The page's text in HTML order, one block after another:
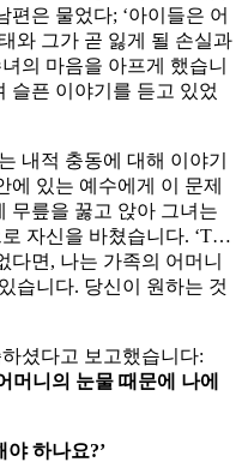
은 물었다; ‘아이들은 어
와 그가 곧 잃게 될 손실과
의 마음을 아프게 했습니
슬픈 이야기를 듣고 있었
내적 충동에 대해 이야기
에 있는 예수에게 이 문제
무릎을 꿇고 앉아 그녀는
자신을 바쳤습니다. ‘T…
다면, 나는 가족의 어머니
습니다. 당신이 원하는 것
셨다고 보고했습니다:
머니의 눈물 때문에 나에
야 하나요?’